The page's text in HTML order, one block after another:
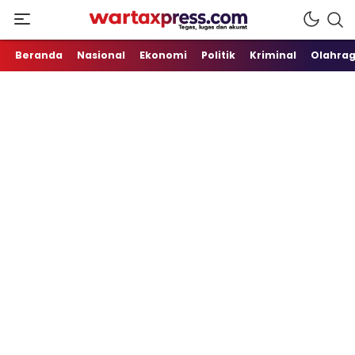
WartaXpress
Tegas, Lugas dan Akurat
Beranda Nasional Ekonomi Politik Kriminal